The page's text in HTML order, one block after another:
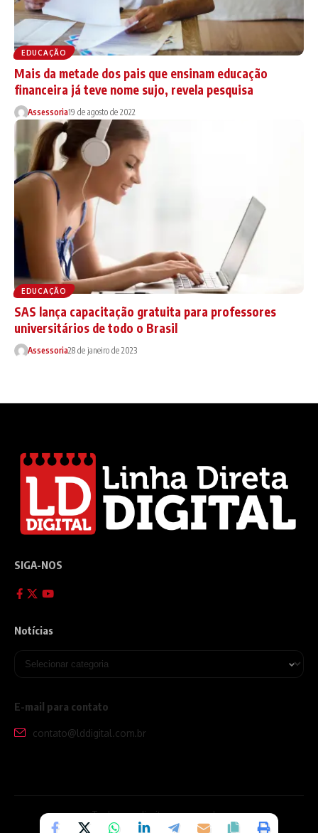
EDUCAÇÃO
Mais da metade dos pais que ensinam educação
financeira já teve nome sujo, revela pesquisa
Assessoria19 de agosto de 2022
EDUCAÇÃO
SAS lança capacitação gratuita para professores
universitários de todo o Brasil
Assessoria28 de janeiro de 2023
SIGA-NOS
Notícias
E-mail para contato
contato@lddigital.com.br
Todos os direitos reservados